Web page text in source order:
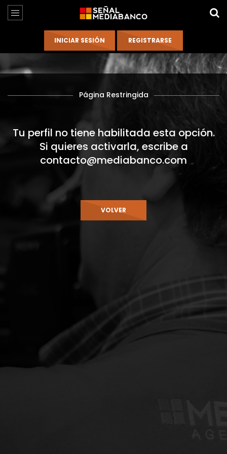
Página Restringida
Tu perfil no tiene habilitada esta opción.
Si quieres activarla, escribe a
contacto@mediabanco.com